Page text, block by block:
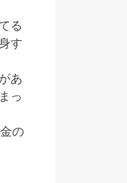
る
す
あ
っ
の